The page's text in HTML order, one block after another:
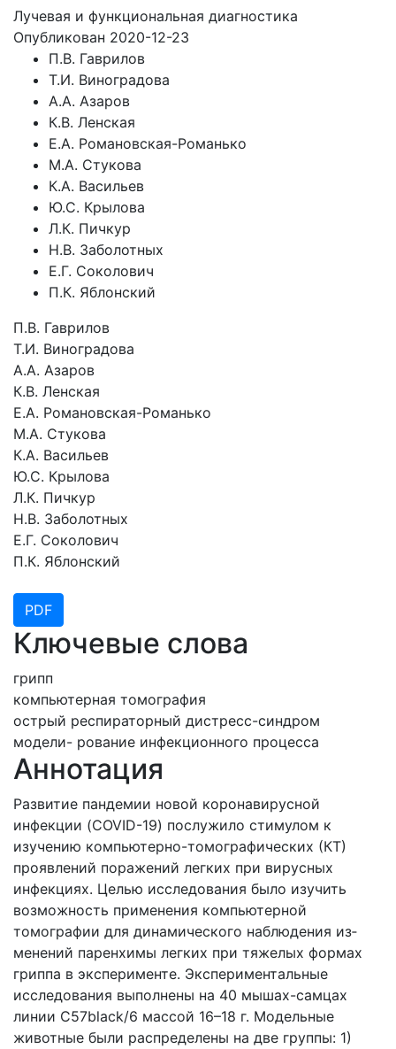
Лучевая и функциональная диагностика
Опубликован 2020-12-23
П.В. Гаврилов
Т.И. Виноградова
А.А. Азаров
К.В. Ленская
Е.А. Романовская-Романько
М.А. Стукова
К.А. Васильев
Ю.С. Крылова
Л.К. Пичкур
Н.В. Заболотных
Е.Г. Соколович
П.К. Яблонский
П.В. Гаврилов
Т.И. Виноградова
А.А. Азаров
К.В. Ленская
Е.А. Романовская-Романько
М.А. Стукова
К.А. Васильев
Ю.С. Крылова
Л.К. Пичкур
Н.В. Заболотных
Е.Г. Соколович
П.К. Яблонский
PDF
Ключевые слова
грипп
компьютерная томография
острый респираторный дистресс-синдром
модели- рование инфекционного процесса
Аннотация
Развитие пандемии новой коронавирусной
инфекции (COVID-19) послужило стимулом к
изучению компьютерно-томографических (КТ)
проявлений поражений легких при вирусных
инфекциях. Целью исследования было изучить
возможность применения компьютер­ной
томографии для динамического наблюдения из­
менений паренхимы легких при тяжелых формах
грип­па в эксперименте. Экспериментальные
исследования выполнены на 40 мышах-самцах
линии C57black/6 мас­сой 16–18 г. Модельные
животные были распределе­ны на две группы: 1)